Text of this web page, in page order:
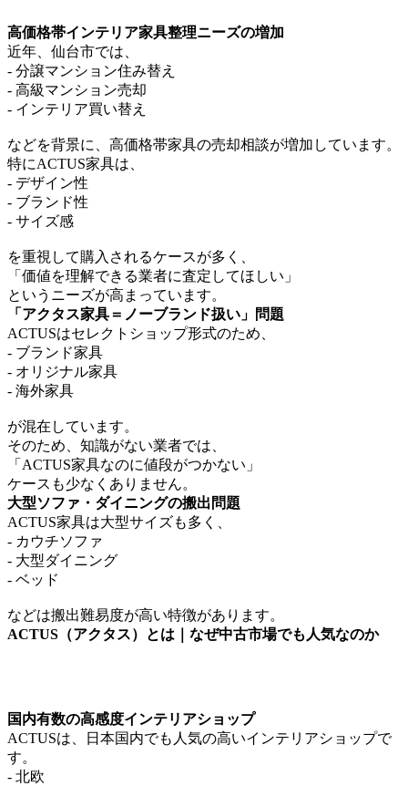
高価格帯インテリア家具整理ニーズの増加
近年、仙台市では、
- 分譲マンション住み替え
- 高級マンション売却
- インテリア買い替え
などを背景に、高価格帯家具の売却相談が増加しています。
特にACTUS家具は、
- デザイン性
- ブランド性
- サイズ感
を重視して購入されるケースが多く、
「価値を理解できる業者に査定してほしい」
というニーズが高まっています。
「アクタス家具＝ノーブランド扱い」問題
ACTUSはセレクトショップ形式のため、
- ブランド家具
- オリジナル家具
- 海外家具
が混在しています。
そのため、知識がない業者では、
「ACTUS家具なのに値段がつかない」
ケースも少なくありません。
大型ソファ・ダイニングの搬出問題
ACTUS家具は大型サイズも多く、
- カウチソファ
- 大型ダイニング
- ベッド
などは搬出難易度が高い特徴があります。
ACTUS（アクタス）とは｜なぜ中古市場でも人気なのか
国内有数の高感度インテリアショップ
ACTUSは、日本国内でも人気の高いインテリアショップで
す。
- 北欧